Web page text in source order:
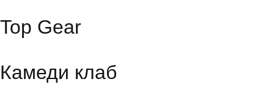
Top Gear
Камеди клаб